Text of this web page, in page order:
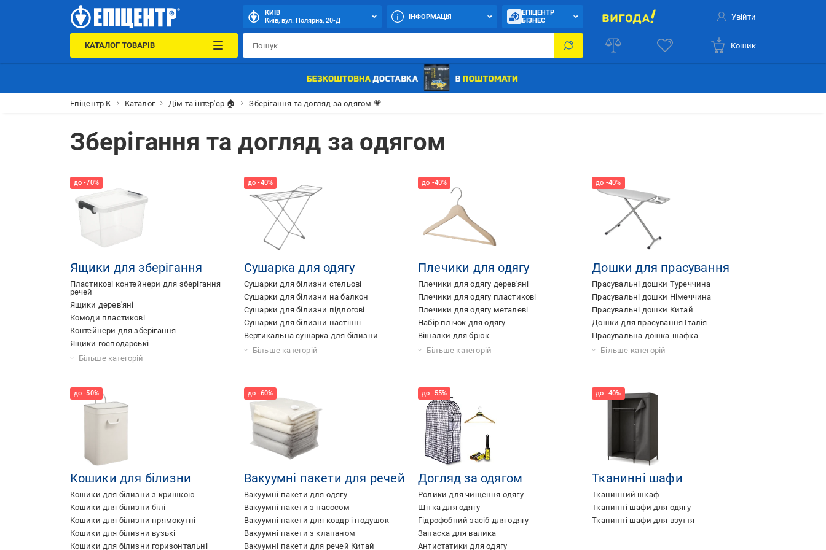
КИЇВ
Київ, вул. Полярна, 20-Д
ІНФОРМАЦІЯ
ЕПІЦЕНТР
БІЗНЕС
Увійти
КАТАЛОГ ТОВАРІВ Кошик
Епіцентр К Каталог Дім та інтер'єр 🏠 Зберігання та догляд за одягом 💗
Зберігання та догляд за одягом
Ящики для зберігання
Пластикові контейнери для зберігання
речей
Ящики дерев'яні
Комоди пластикові
Контейнери для зберігання
Ящики господарські
Ящики для зберігання поліпропілен
Кошики для зберігання
Короби для зберігання
Органайзери для речей
Ящики для зберігання речей
Аптечка органайзер
Ящики для зберігання в шафу
Ящики для зберігання взуття
Ящики для зберігання великий об'єм
Ящики для зберігання одягу
Ящики для зберігання білизни
Ящик для зберігання
Ящики для зберігання текстиль
Ящики для зберігання харчових продуктів
Ящики для зберігання дрібничок
Ящики для зберігання заморозки
Колекція Style
Більше категорій
Сушарка для одягу
Сушарки для білизни стельові
Сушарки для білизни на балкон
Сушарки для білизни підлогові
Сушарки для білизни настінні
Вертикальна сушарка для білизни
Електросушка для одягу
Сушарки для білизни навісна
Розкладні сушарки для білизни
Сушарки для білизни Німеччина
Сушарки для білизни на ванну
Сушарка для білизни трирівнева
Вуличні сушарки для білизни
Сушарки для білизни гармошка
Розсувна сушарка для білизни
Сушарки для білизни на батарею
Сушарки для білизни ліана
Сушарки для білизни нержавіюча сталь
Сушарки для білизни алюміній
Сушарки для білизни інерційна
Сушарки для білизни метал
Сушарки для білизни пластик
Сушарки для білизни на роликах
Сушарки для білизни білий
Сушарки для білизни більш ніж 20
Компактні сушарки для білизни
Сушарки для білизни на двері
Сушарки для білизни Італія
Більше категорій
Плечики для одягу
Плечики для одягу дерев'яні
Плечики для одягу пластикові
Плечики для одягу металеві
Набір плічок для одягу
Вішалки для брюк
Плечики для одягу білі
Плечики для дитячого одягу
Плечики для одягу з кліпсами
Плечики для верхнього одягу
Плечики для одягу вельветові
Плечики для одягу чорні
Плечики для одягу рожеві
Плечики для костюмів
Плечики для одягу сатинові
Плечики для одягу бузкові
Плечики для одягу дерево світле
Більше категорій
Дошки для прасування
Прасувальні дошки Туреччина
Прасувальні дошки Німеччина
Прасувальні дошки Китай
Дошки для прасування Італія
Прасувальна дошка-шафка
Дошки для прасування вбудована
Прасувальні дошки суцільнометалеві
Прасувальні дошки з підставка для
Прасувальна дошка з металевою сіткою
Прасувальні дошки з розеткою
Прасувальні дошки з рукавом
Підрукавники для прасування
Прасувальна дошка-драбина
Прасувальні дошки з регулюванням
Прасувальні дошки ДСП
Прасувальні дошки термопластик
Більше категорій
Кошики для білизни
Кошики для білизни з кришкою
Кошики для білизни білі
Кошики для білизни прямокутні
Кошики для білизни вузькі
Кошики для білизни горизонтальні
Вакуумні пакети для речей
Вакуумні пакети для одягу
Вакуумні пакети з насосом
Вакуумні пакети для ковдр і подушок
Вакуумні пакети з клапаном
Вакуумні пакети для речей Китай
Догляд за одягом
Ролики для чищення одягу
Щітка для одягу
Гідрофобний засіб для одягу
Запаска для валика
Антистатики для одягу
Тканинні шафи
Тканинний шкаф
Тканинні шафи для одягу
Тканинні шафи для взуття